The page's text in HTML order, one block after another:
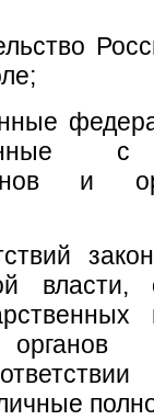
с
и
власти,